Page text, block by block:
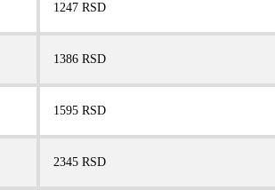
1247 RSD
1386 RSD
1595 RSD
2345 RSD